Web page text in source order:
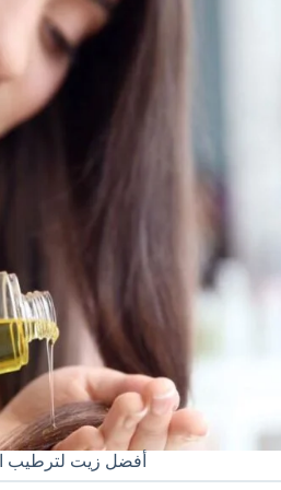
أفضل زيت لترطيب